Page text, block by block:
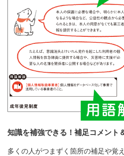
知識を補強できる！補足コメント
多くの人がつまずく箇所の補足や覚